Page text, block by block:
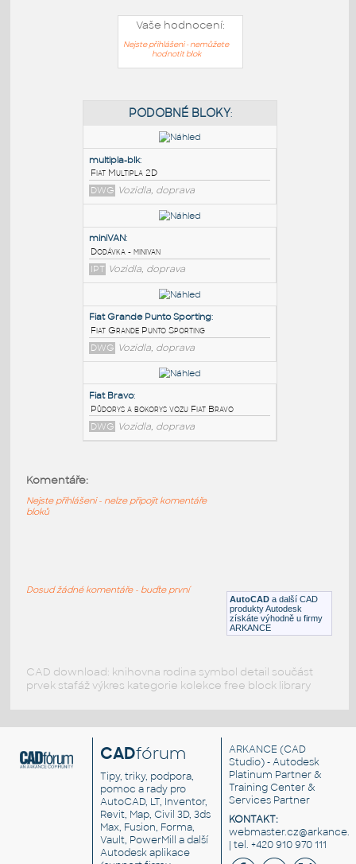
Vaše hodnocení:
Nejste přihlášeni - nemůžete
hodnotit blok
PODOBNÉ BLOKY
multipla-blk:
Fiat Multipla 2D
DWG Vozidla, doprava
Dodávka - minivan
IPT Vozidla, doprava
DWG Vozidla, doprava
AutoCAD a další CAD
produkty Autodesk
získáte výhodně u firmy
ARKANCE
Komentáře:
Nejste přihlášeni - nelze připojit komentáře
bloků
Dosud žádné komentáře - buďte první
CAD download: knihovna rodina symbol detail součást
prvek stafáž výkres kategorie kolekce free block library
CADfórum
Tipy, triky, podpora,
pomoc a rady pro
AutoCAD, LT, Inventor,
Revit, Map, Civil 3D, 3ds
Max, Fusion, Forma,
Vault, PowerMill a další
Autodesk aplikace
ARKANCE (CAD
Studio) - Autodesk
Platinum Partner &
Training Center &
Services Partner
KONTAKT:
| tel. +420 910 970 111